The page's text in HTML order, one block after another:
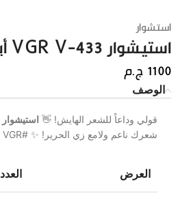
استشوار
استيشوار VGR V-433 أيوني احترافي
1100ج.م
الوصف
قولي وداعاً للشعر الهايش! 👋 استيشوار VGR V-433 أيوني
شعرك ناعم ولامع زي الحرير! ✨ #VGR #شعر_صحي
العرض العدد